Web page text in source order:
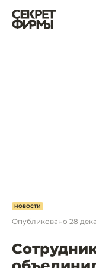
НОВОСТИ
Опубликовано 28